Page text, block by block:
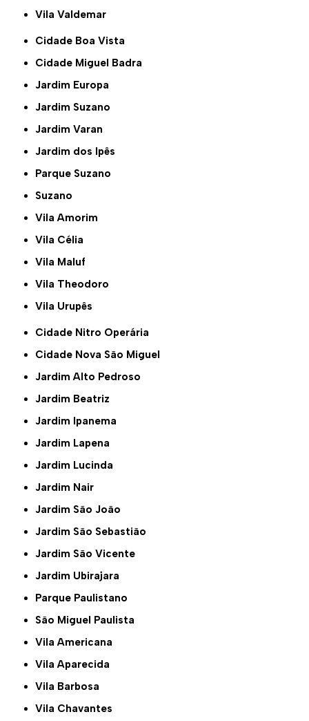
Vila Valdemar
Cidade Boa Vista
Cidade Miguel Badra
Jardim Europa
Jardim Suzano
Jardim Varan
Jardim dos Ipês
Parque Suzano
Suzano
Vila Amorim
Vila Célia
Vila Maluf
Vila Theodoro
Vila Urupês
Cidade Nitro Operária
Cidade Nova São Miguel
Jardim Alto Pedroso
Jardim Beatriz
Jardim Ipanema
Jardim Lapena
Jardim Lucinda
Jardim Nair
Jardim São João
Jardim São Sebastião
Jardim São Vicente
Jardim Ubirajara
Parque Paulistano
São Miguel Paulista
Vila Americana
Vila Aparecida
Vila Barbosa
Vila Chavantes